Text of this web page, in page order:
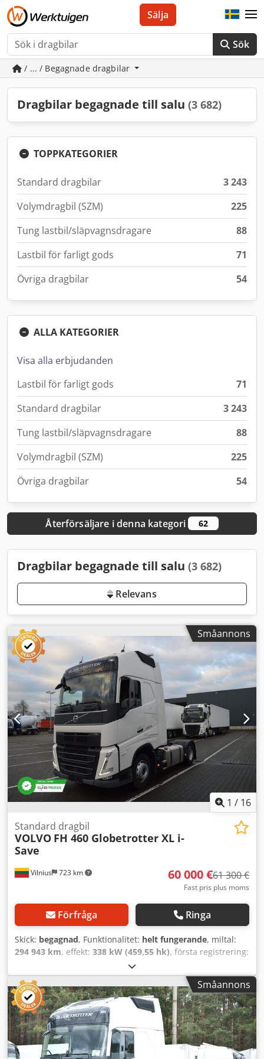
Sök
Sälja
/ ... / Begagnade dragbilar
Dragbilar begagnade till salu (3 682)
TOPPKATEGORIER
Standard dragbilar
3 243
Volymdragbil (SZM)
225
Tung lastbil/släpvagnsdragare
88
Lastbil för farligt gods
71
Övriga dragbilar
54
ALLA KATEGORIER
Visa alla erbjudanden
Lastbil för farligt gods
71
Standard dragbilar
3 243
Tung lastbil/släpvagnsdragare
88
Volymdragbil (SZM)
225
Övriga dragbilar
54
Återförsäljare i denna kategori 62
Dragbilar begagnade till salu (3 682)
Relevans
Småannons
1 / 16
Vilnius 723 km
Standard dragbil
VOLVO FH 460 Globetrotter XL i-
Save
60 000 €61 300 €
Fast pris plus moms
Förfråga Ringa
Skick: begagnad, Funktionalitet: helt fungerande, miltal:
294 943 km, effekt: 338 kW (459,55 hk), första registrering:
, totalvikt:
axelkonfiguration:4x2, hjulbas:380 mm, färg:vit, växeltyp:
automatisk, emissionsklass:Euro 6, Tillverkningsår: 2022 ,
antal cylindrar:6, slagvolym:12 777 cm³, rattens läge:
vänster, Utrustning:full servicehistorik, servostyrning,
Egenskaper Djdjzhrnmjpfx Abaock I-See Predictive Cruise
Control – Kartbaserad topografisk information
Hyttypspecifikation: Globetrotter XL Batterisystemtyp:
Småannons